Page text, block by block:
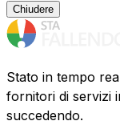
Chiudere
Stato in tempo
fornitori di servizi
succedendo.